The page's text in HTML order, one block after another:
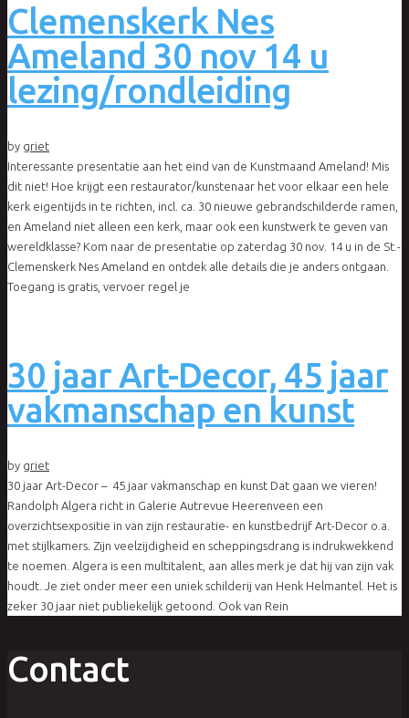
Clemenskerk Nes
Ameland 30 nov 14 u
lezing/rondleiding
by griet
Interessante presentatie aan het eind van de Kunstmaand Ameland! Mis
dit niet! Hoe krijgt een restaurator/kunstenaar het voor elkaar een hele
kerk eigentijds in te richten, incl. ca. 30 nieuwe gebrandschilderde ramen,
en Ameland niet alleen een kerk, maar ook een kunstwerk te geven van
wereldklasse? Kom naar de presentatie op zaterdag 30 nov. 14 u in de St.-
Clemenskerk Nes Ameland en ontdek alle details die je anders ontgaan.
Toegang is gratis, vervoer regel je
30 jaar Art-Decor, 45 jaar
vakmanschap en kunst
by griet
30 jaar Art-Decor – 45 jaar vakmanschap en kunst Dat gaan we vieren!
Randolph Algera richt in Galerie Autrevue Heerenveen een
overzichtsexpositie in van zijn restauratie- en kunstbedrijf Art-Decor o.a.
met stijlkamers. Zijn veelzijdigheid en scheppingsdrang is indrukwekkend
te noemen. Algera is een multitalent, aan alles merk je dat hij van zijn vak
houdt. Je ziet onder meer een uniek schilderij van Henk Helmantel. Het is
zeker 30 jaar niet publiekelijk getoond. Ook van Rein
Contact